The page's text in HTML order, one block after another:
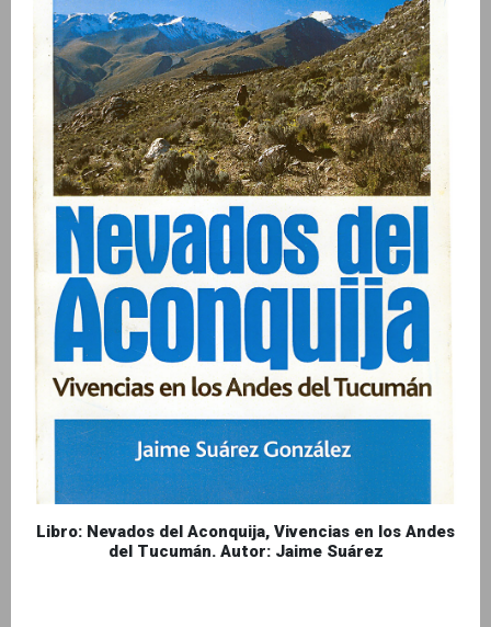
Libro: Nevados del Aconquija, Vivencias en los Andes
del Tucumán. Autor: Jaime Suárez